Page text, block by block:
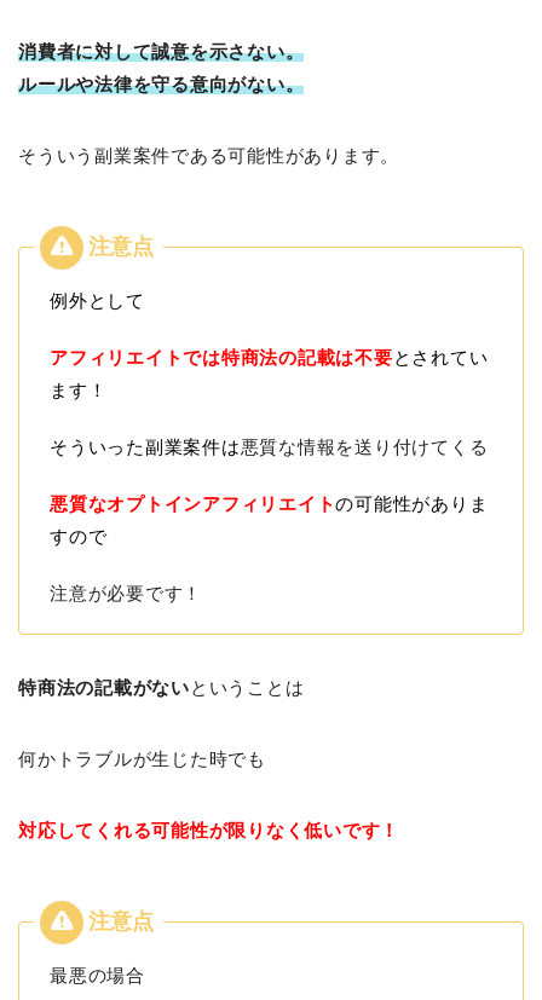
消費者に対して誠意を示さない。
ルールや法律を守る意向がない。
そういう副業案件である可能性があります。
例外として
アフィリエイトでは特商法の記載は不要とされてい
ます！
そういった副業案件は悪質な情報を送り付けてくる
悪質なオプトインアフィリエイトの可能性がありま
すので
注意が必要です！
特商法の記載がないということは
何かトラブルが生じた時でも
対応してくれる可能性が限りなく低いです！
最悪の場合